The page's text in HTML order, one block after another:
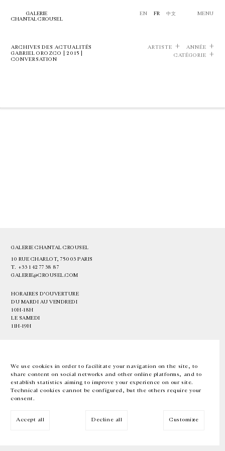
We use cookies in order to facilitate your navigation on the site, to
share content on social networks and other online platforms, and to
establish statistics aiming to improve your experience on our site.
Technical cookies cannot be configured, but the others require your
consent.
Accept all Decline all Customize
GALERIE
CHANTAL CROUSEL
EN FR 中文 MENU
ARCHIVES DES ACTUALITÉS
GABRIEL OROZCO | 2015 |
CONVERSATION
ARTISTE
ANNÉE
CATÉGORIE
GALERIE CHANTAL CROUSEL
10 RUE CHARLOT, 75003 PARIS
T. +33 1 42 77 38 87
GALERIE@CROUSEL.COM
HORAIRES D'OUVERTURE
DU MARDI AU VENDREDI
10H-18H
LE SAMEDI
11H-19H
EN FR 中文 Facebook Instagram
Inscrivez-vous à notre newsletter